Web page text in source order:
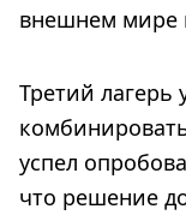
внешнем мире
Третий лагерь
успел
что решение